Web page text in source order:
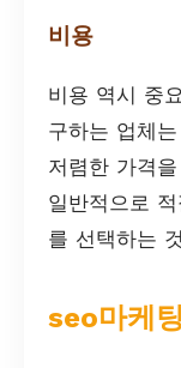
비용
비용 역시 중
구하는 업체
저렴한 가격
일반적으로
를 선택하는
seo마케